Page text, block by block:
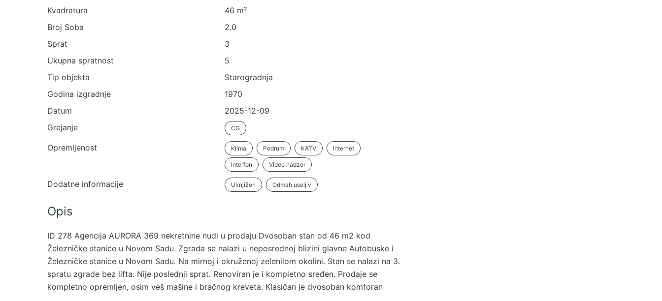
Kvadratura
46 m²
Broj Soba
2.0
Sprat
3
Ukupna spratnost
5
Tip objekta
Starogradnja
Godina izgradnje
1970
Datum
2025-12-09
Grejanje
CG
Opremljenost Klima Podrum KATV Internet
Interfon Video nadzor
Dodatne informacije Uknjižen Odmah useljiv
Opis
ID 278 Agencija AURORA 369 nekretnine nudi u prodaju Dvosoban stan od 46 m2 kod
Železničke stanice u Novom Sadu. Zgrada se nalazi u neposrednoj blizini glavne Autobuske i
Železničke stanice u Novom Sadu. Na mirnoj i okruženoj zelenilom okolini. Stan se nalazi na 3.
spratu zgrade bez lifta. Nije poslednji sprat. Renoviran je i kompletno sređen. Prodaje se
kompletno opremljen, osim veš mašine i bračnog kreveta. Klasičan je dvosoban komforan